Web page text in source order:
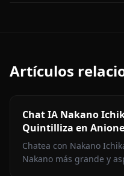
Artículos
Chat IA Nakano
Quintilliza en Anione
Chatea con Nakano
Nakano más grande y